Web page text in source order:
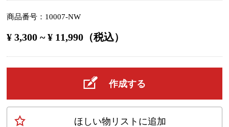
商品番号 10007-NW
¥ 3,300 ~ ¥ 11,990（税込）
作成する
ほしい物 リスト に追加